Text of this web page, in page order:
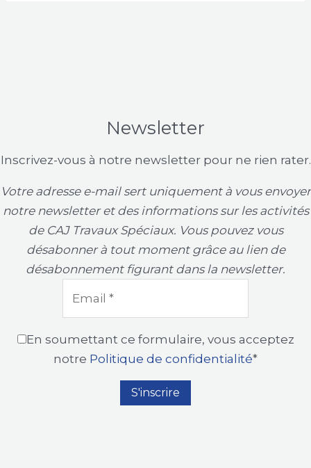
Newsletter
Inscrivez-vous à notre newsletter pour ne rien rater.
Votre adresse e-mail sert uniquement à vous envoyer
notre newsletter et des informations sur les activités
de CAJ Travaux Spéciaux. Vous pouvez vous
désabonner à tout moment grâce au lien de
désabonnement figurant dans la newsletter.
En soumettant ce formulaire, vous acceptez
notre Politique de confidentialité*